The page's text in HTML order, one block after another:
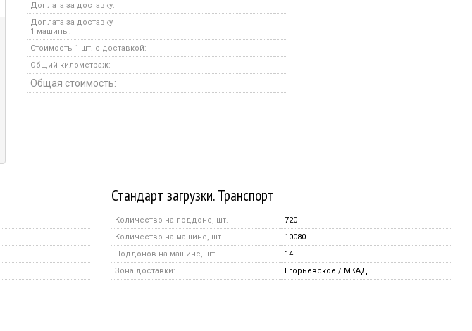
Доплата за доставку:
Доплата за доставку
1 машины:
Стоимость 1 шт. с доставкой:
Общий километраж:
Общая стоимость:
Стандарт загрузки. Транспорт
Количество на поддоне, шт.
720
Количество на машине, шт.
10080
Поддонов на машине, шт.
14
Зона доставки:
Егорьевское / МКАД